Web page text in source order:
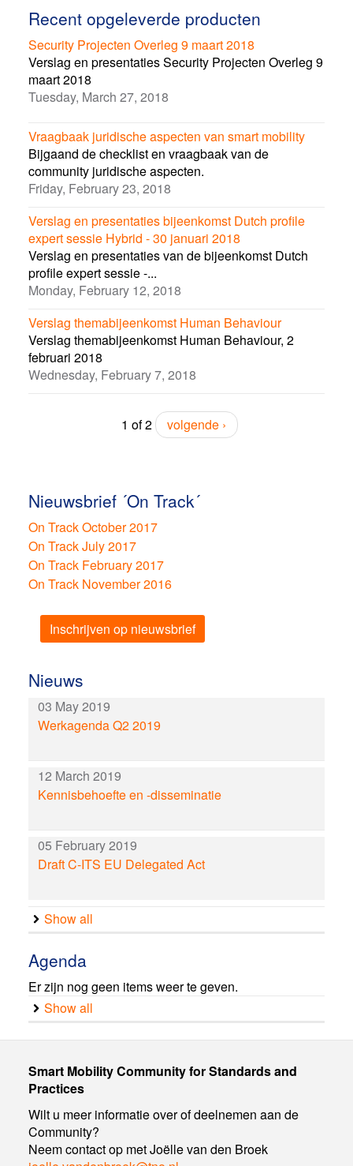
Recent opgeleverde producten
Security Projecten Overleg 9 maart 2018
Verslag en presentaties Security Projecten Overleg 9
maart 2018
Tuesday, March 27, 2018
Vraagbaak juridische aspecten van smart mobility
Bijgaand de checklist en vraagbaak van de
community juridische aspecten.
Friday, February 23, 2018
Verslag en presentaties bijeenkomst Dutch profile
expert sessie Hybrid - 30 januari 2018
Verslag en presentaties van de bijeenkomst Dutch
profile expert sessie -...
Monday, February 12, 2018
Verslag themabijeenkomst Human Behaviour
Verslag themabijeenkomst Human Behaviour, 2
februari 2018
Wednesday, February 7, 2018
1 of 2 volgende ›
Nieuwsbrief ´On Track´
On Track October 2017
On Track July 2017
On Track February 2017
On Track November 2016
Inschrijven op nieuwsbrief
Nieuws
03 May 2019
Werkagenda Q2 2019
12 March 2019
Kennisbehoefte en -disseminatie
05 February 2019
Draft C-ITS EU Delegated Act
Show all
Agenda
Er zijn nog geen items weer te geven.
Show all
Smart Mobility Community for Standards and
Practices
Wilt u meer informatie over of deelnemen aan de
Community?
Neem contact op met Joëlle van den Broek